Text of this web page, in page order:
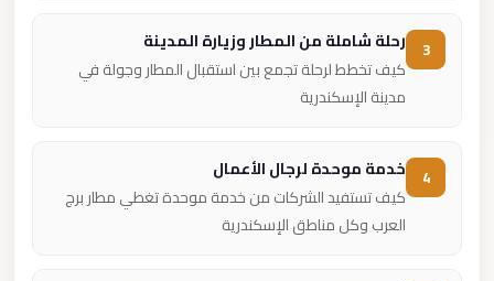
رحلة شاملة من المطار وزيارة المدينة
كيف تخطط لرحلة تجمع بين استقبال المطار وجولة في
مدينة الإسكندرية
خدمة موحدة لرجال الأعمال
كيف تستفيد الشركات من خدمة موحدة تغطي مطار برج
العرب وكل مناطق الإسكندرية